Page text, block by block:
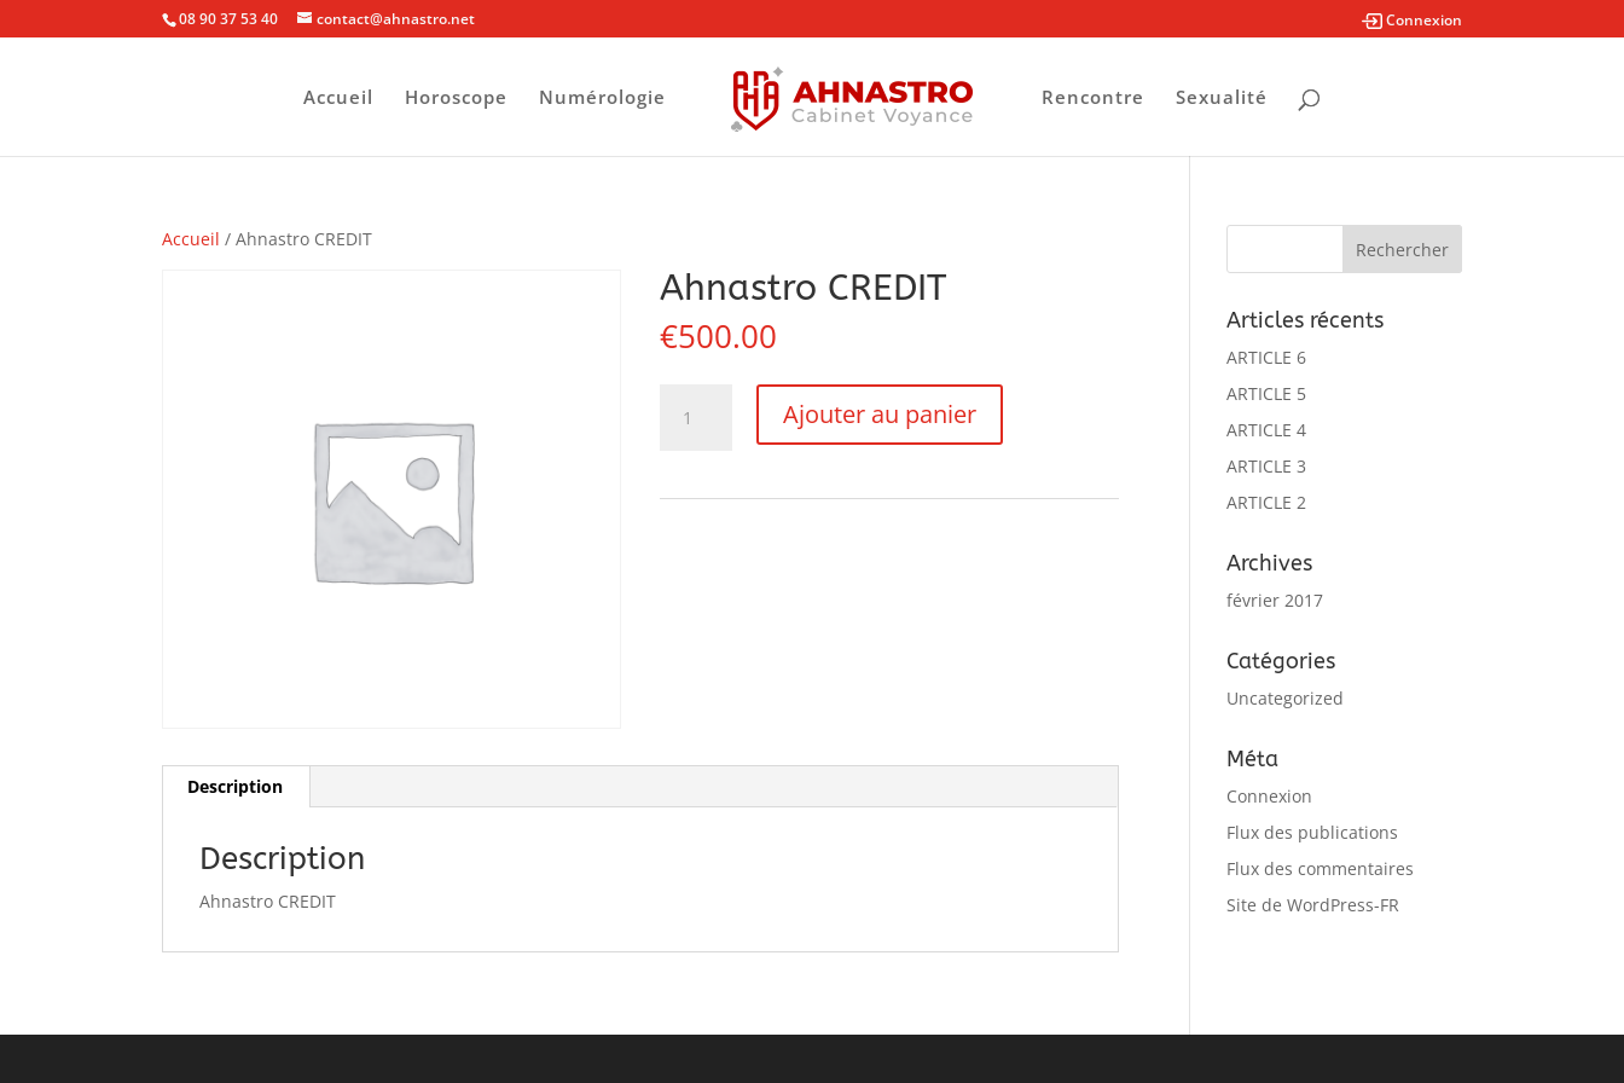
08 90 37 53 40 contact@ahnastro.net Connexion
Accueil Horoscope Numérologie Rencontre Sexualité
Accueil / Ahnastro CREDIT
Ahnastro CREDIT
€500.00
Ajouter au panier
Description
Description
Ahnastro CREDIT
Articles récents
ARTICLE 6
ARTICLE 5
ARTICLE 4
ARTICLE 3
ARTICLE 2
Archives
février 2017
Catégories
Uncategorized
Méta
Connexion
Flux des publications
Flux des commentaires
Site de WordPress-FR